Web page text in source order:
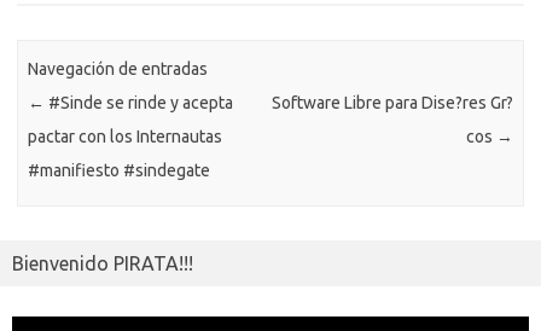
i
ti
r
Navegación de entradas
← #Sinde se rinde y acepta
pactar con los Internautas
#manifiesto #sindegate
Software Libre para Dise?res Gr?
cos →
Bienvenido PIRATA!!!